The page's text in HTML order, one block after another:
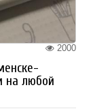
2000
на любой